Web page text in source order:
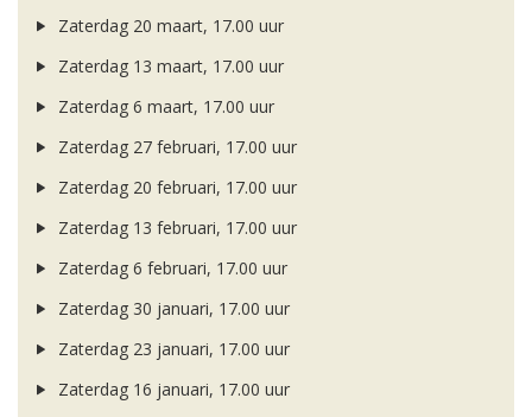
Zaterdag 20 maart, 17.00 uur
Zaterdag 13 maart, 17.00 uur
Zaterdag 6 maart, 17.00 uur
Zaterdag 27 februari, 17.00 uur
Zaterdag 20 februari, 17.00 uur
Zaterdag 13 februari, 17.00 uur
Zaterdag 6 februari, 17.00 uur
Zaterdag 30 januari, 17.00 uur
Zaterdag 23 januari, 17.00 uur
Zaterdag 16 januari, 17.00 uur